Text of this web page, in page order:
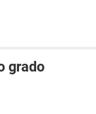
grado